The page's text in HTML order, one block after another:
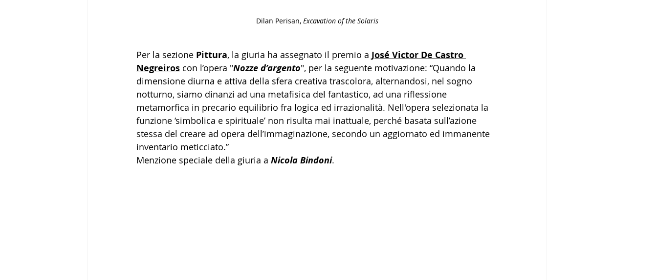
Dilan Perisan, Excavation of the Solaris
Per la sezione Pittura, la giuria ha assegnato il premio a José Victor De Castro
Negreiros con l’opera "Nozze d’argento", per la seguente motivazione: “Quando la
dimensione diurna e attiva della sfera creativa trascolora, alternandosi, nel sogno
notturno, siamo dinanzi ad una metafisica del fantastico, ad una riflessione
metamorfica in precario equilibrio fra logica ed irrazionalità. Nell'opera selezionata la
funzione ‘simbolica e spirituale’ non risulta mai inattuale, perché basata sull’azione
stessa del creare ad opera dell’immaginazione, secondo un aggiornato ed immanente
inventario meticciato.”
Menzione speciale della giuria a Nicola Bindoni.